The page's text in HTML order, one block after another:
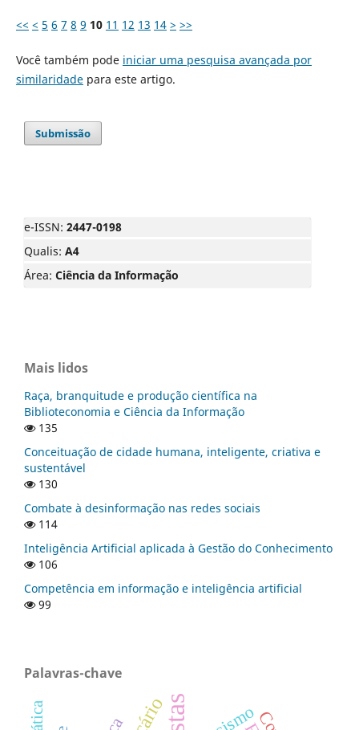
<< < 5 6 7 8 9 10 11 12 13 14 > >>
Você também pode iniciar uma pesquisa avançada por
similaridadepara este artigo.
Submissão
e-ISSN: 2447-0198
Qualis: A4
Área: Ciência da Informação
Mais lidos
Raça, branquitude e produção científica na
Biblioteconomia e Ciência da Informação
135
Conceituação de cidade humana, inteligente, criativa e
sustentável
130
Combate à desinformação nas redes sociais
114
Inteligência Artificial aplicada à Gestão do Conhecimento
106
Competência em informação e inteligência artificial
99
Palavras-chave